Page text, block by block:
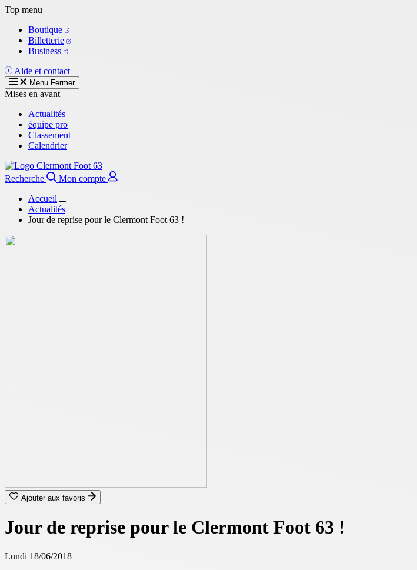
Aller
contenu
principal
Top menu
Boutique
Billetterie
Business
Aide et contact
Menu Fermer
Mises en avant
Actualités
équipe pro
Classement
Calendrier
Recherche
Mon compte
Accueil
Actualités
Jour de reprise pour le Clermont Foot 63 !
Ajouter aux favoris
Jour de reprise pour le Clermont Foot 63 !
Lundi 18/06/2018